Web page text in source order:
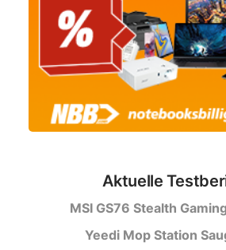
Aktuelle
MSI GS76 Stealth
Yeedi Mop Station